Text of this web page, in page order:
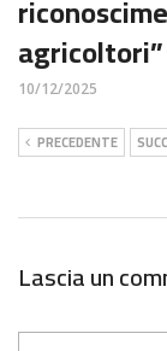
agricoltori”
10/12/2025
PRECEDENTE
Lascia un